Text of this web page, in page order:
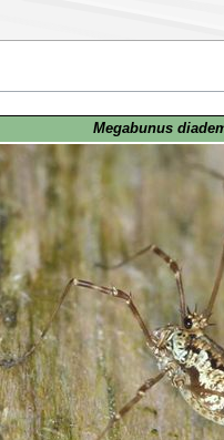
Megabunus